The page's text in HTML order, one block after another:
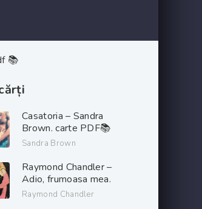
📚
Casatoria – Sandra
Brown. carte PDF📚
Sandra Brown
Raymond Chandler –
Adio, frumoasa mea.
PDF📚
Raymond Chandler